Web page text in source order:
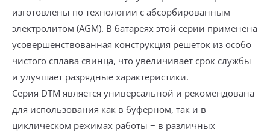
изготовлены по технологии с абсорбированным
электролитом (AGM). В батареях этой серии применена
усовершенствованная конструкция решеток из особо
чистого сплава свинца, что увеличивает срок службы
и улучшает разрядные характеристики.
Серия DTM является универсальной и рекомендована
для использования как в буферном, так и в
циклическом режимах работы − в различных